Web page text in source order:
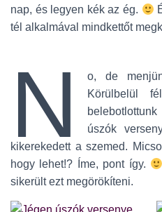
nap, és legyen kék az ég.
tél alkalmával mindkettőt
N
o, de
Körülbelül
úszók
kikerekedett a szemed.
hogy lehet!? Íme, pont így.
sikerült ezt megörökíteni.